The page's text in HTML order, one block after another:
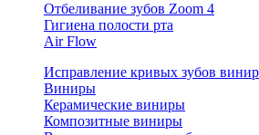
Отбеливание зубов Zoom 4
Гигиена полости рта
Air Flow
Исправление кривых зубов
Виниры
Керамические виниры
Композитные виниры